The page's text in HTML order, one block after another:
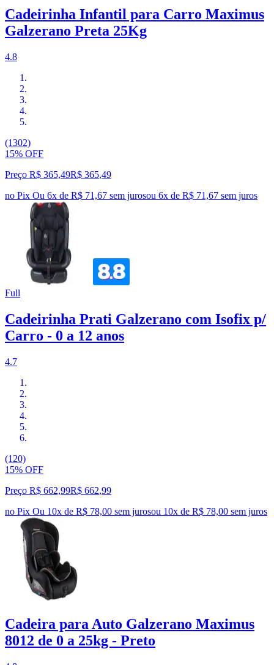
Cadeirinha Infantil para Carro Maximus
Galzerano Preta 25Kg
4.8
(1302)
15% OFF
Preço R$ 365,49R$ 365,49
no Pix Ou 6x de R$ 71,67 sem jurosou 6x de R$ 71,67 sem juros
Full
Cadeirinha Prati Galzerano com Isofix p/
Carro - 0 a 12 anos
4.7
(120)
15% OFF
Preço R$ 662,99R$ 662,99
no Pix Ou 10x de R$ 78,00 sem jurosou 10x de R$ 78,00 sem juros
Cadeira para Auto Galzerano Maximus
8012 de 0 a 25kg - Preto